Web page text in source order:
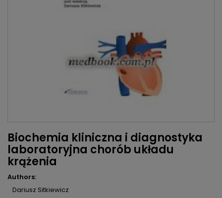
Biochemia kliniczna i diagnostyka
laboratoryjna chorób układu
krążenia
Authors:
Dariusz Sitkiewicz